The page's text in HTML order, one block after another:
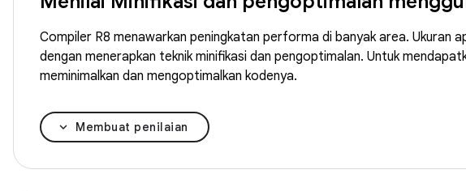
Compiler R8 menawarkan peningkatan performa di banyak area. Ukuran
dengan menerapkan teknik minifikasi dan pengoptimalan. Untuk
meminimalkan dan mengoptimalkan kodenya.
Membuat penilaian